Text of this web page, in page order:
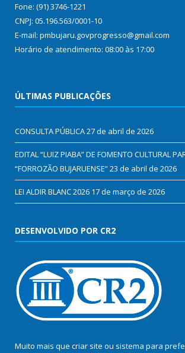
Fone: (91) 3746-1221
CNPJ: 05.196.563/0001-10
E-mail: pmbujaru.govprogresso@gmail.com
Horário de atendimento: 08:00 às 17:00
ÚLTIMAS PUBLICAÇÕES
CONSULTA PÚBLICA27 de abril de 2026
EDITAL “LUIZ PIABA” DE FOMENTO CULTURAL
“FORROZÃO BUJARUENSE”23 de abril de 2026
LEI ALDIR BLANC 2026 17 de março de 2026
DESENVOLVIDO POR CR2
Muito mais que criar site ou sistema para